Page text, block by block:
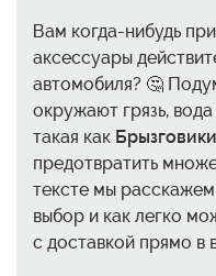
Вам когда-нибудь
аксессуары
автомобиля? 🤔
окружают грязь,
такая как
предотвратить
тексте мы
выбор и как легко
с доставкой прямо в